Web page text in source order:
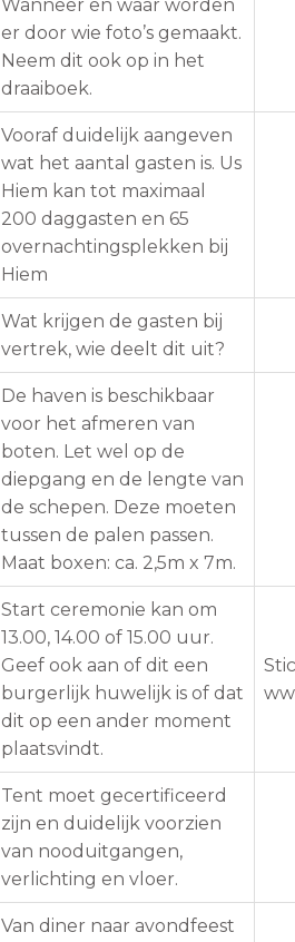
Wanneer en waar worden
er door wie foto’s gemaakt.
Neem dit ook op in het
draaiboek.
Vooraf duidelijk aangeven
wat het aantal gasten is. Us
Hiem kan tot maximaal
200 daggasten en 65
overnachtingsplekken bij
Hiem
Wat krijgen de gasten bij
vertrek, wie deelt dit uit?
De haven is beschikbaar
voor het afmeren van
boten. Let wel op de
diepgang en de lengte van
de schepen. Deze moeten
tussen de palen passen.
Maat boxen: ca. 2,5m x 7m.
Start ceremonie kan om
13.00, 14.00 of 15.00 uur.
Geef ook aan of dit een
burgerlijk huwelijk is of dat
dit op een ander moment
plaatsvindt.
Tent moet gecertificeerd
zijn en duidelijk voorzien
van nooduitgangen,
verlichting en vloer.
Van diner naar avondfeest